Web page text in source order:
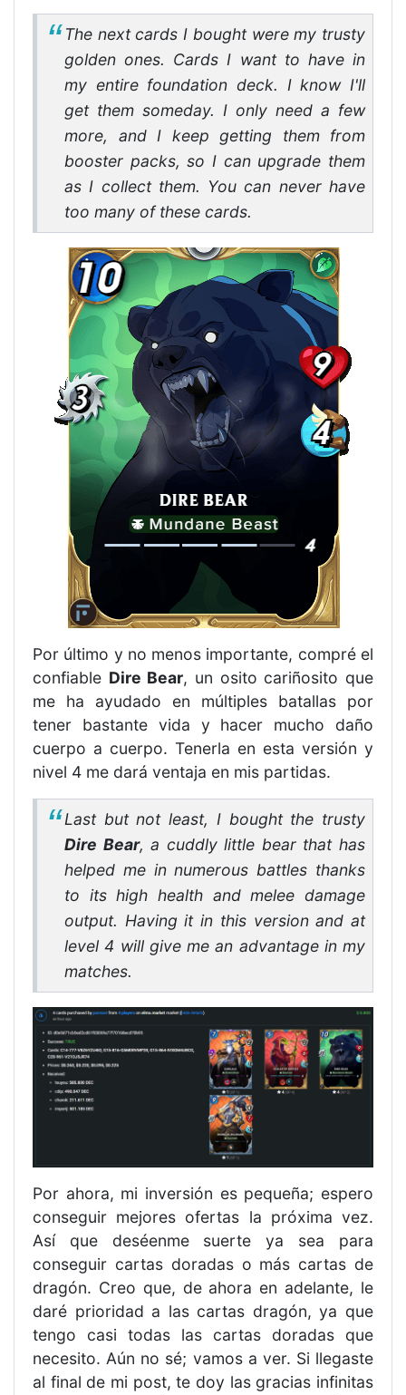
The next cards I bought were my trusty
golden ones. Cards I want to have in
my entire foundation deck. I know I'll
get them someday. I only need a few
more, and I keep getting them from
booster packs, so I can upgrade them
as I collect them. You can never have
too many of these cards.
Por último y no menos importante, compré el
confiable Dire Bear, un osito cariñosito que
me ha ayudado en múltiples batallas por
tener bastante vida y hacer mucho daño
cuerpo a cuerpo. Tenerla en esta versión y
nivel 4 me dará ventaja en mis partidas.
Last but not least, I bought the trusty
Dire Bear, a cuddly little bear that has
helped me in numerous battles thanks
to its high health and melee damage
output. Having it in this version and at
level 4 will give me an advantage in my
matches.
Por ahora, mi inversión es pequeña; espero
conseguir mejores ofertas la próxima vez.
Así que deséenme suerte ya sea para
conseguir cartas doradas o más cartas de
dragón. Creo que, de ahora en adelante, le
daré prioridad a las cartas dragón, ya que
tengo casi todas las cartas doradas que
necesito. Aún no sé; vamos a ver. Si llegaste
al final de mi post, te doy las gracias infinitas